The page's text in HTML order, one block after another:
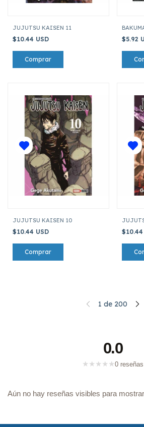
JUJUTSU KAISEN 11
$10.44 USD $5.92
JUJUTSU KAISEN 10
$10.44 USD $10.44
1 de 200
0.0
★ ★ ★ ★ ★0 reseñas
Aún no hay reseñas visibles para